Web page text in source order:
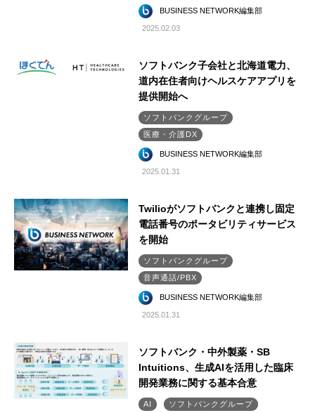
BUSINESS NETWORK編集部
2025.02.03
ソフトバンク子会社と北海道電力、
道内在住者向けヘルスケアアプリを
提供開始へ
ソフトバンクグループ
医療・介護DX
BUSINESS NETWORK編集部
2025.01.31
Twilioがソフトバンクと連携し固定
電話番号のポータビリティサービス
を開始
ソフトバンクグループ
音声通話/PBX
BUSINESS NETWORK編集部
2025.01.31
ソフトバンク・中外製薬・SB
Intuitions、生成AIを活用した臨床
開発業務に関する基本合意
AI
ソフトバンクグループ